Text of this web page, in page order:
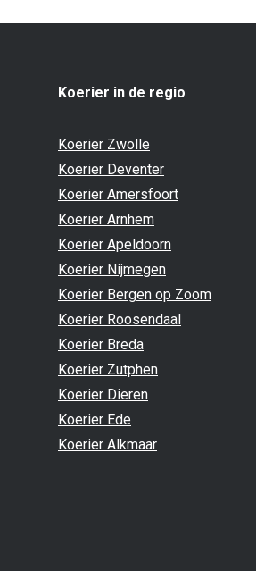
Koerier in de regio
Koerier Zwolle
Koerier Deventer
Koerier Amersfoort
Koerier Arnhem
Koerier Apeldoorn
Koerier Nijmegen
Koerier Bergen op Zoom
Koerier Roosendaal
Koerier Breda
Koerier Zutphen
Koerier Dieren
Koerier Ede
Koerier Alkmaar